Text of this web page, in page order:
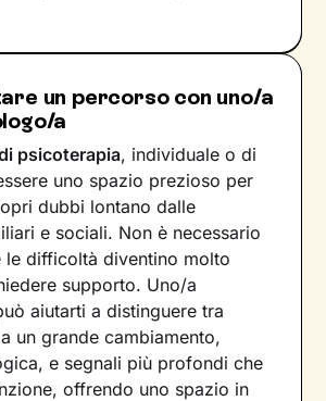
un percorso con uno/a
a
psicoterapia, individuale o di
uno spazio prezioso per
dubbi lontano dalle
e sociali. Non è necessario
le difficoltà diventino molto
supporto. Uno/a
aiutarti a distinguere tra
a un grande cambiamento,
e segnali più profondi che
offrendo uno spazio in